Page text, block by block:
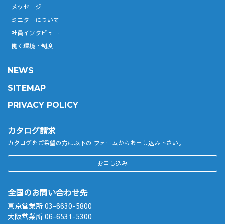
メッセージ
ミニターについて
社員インタビュー
働く環境・制度
NEWS
SITEMAP
PRIVACY POLICY
カタログ請求
カタログをご希望の方は以下の フォームからお申し込み下さい。
お申し込み
全国のお問い合わせ先
東京営業所 03-6630-5800
大阪営業所 06-6531-5300